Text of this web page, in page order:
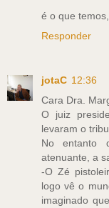
é o que
Responder
jotaC 12:36
Cara Dra.
O juiz
levaram o
No entanto
atenuante, a
-O Zé
logo vê o
imaginado